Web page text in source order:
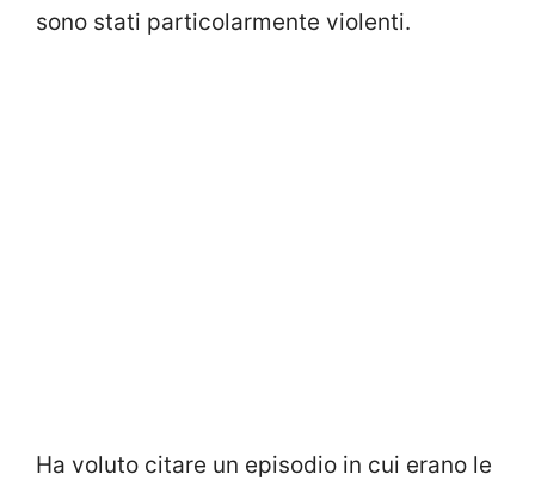
sono stati particolarmente violenti.
Ha voluto citare un episodio in cui erano le